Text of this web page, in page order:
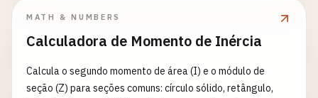
MATH & NUMBERS
Calculadora de Momento de Inércia
Calcula o segundo momento de área (I) e o módulo de
seção (Z) para seções comuns: círculo sólido, retângulo,